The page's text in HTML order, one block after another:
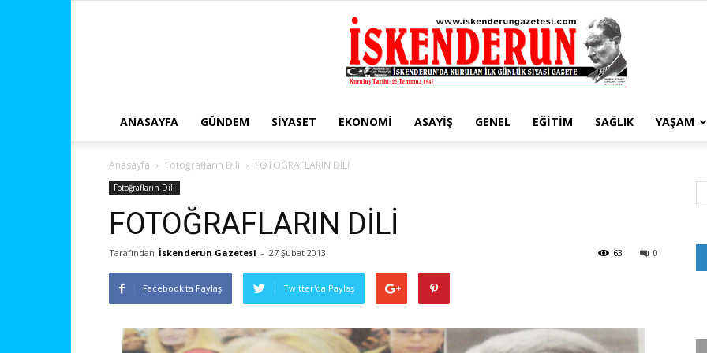
ANASAYFA GÜNDEM SIYASET EKONOMI ASAYIŞ GENEL EĞITIM SAĞLIK YAŞAM
Anasayfa Fotoğrafların Dili FOTOĞRAFLARIN DİLİ
Fotoğrafların Dili
FOTOĞRAFLARIN DİLİ
Tarafından İskenderun Gazetesi - 27 Şubat 2013 0
63
Facebook'ta Paylaş Twitter'da Paylaş